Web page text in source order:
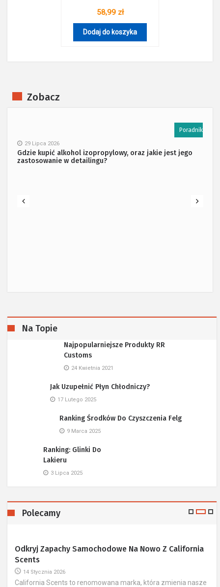
58,99 zł
Dodaj do koszyka
Zobacz
Poradnik
29 Lipca 2026
Gdzie kupić alkohol izopropylowy, oraz jakie jest jego
zastosowanie w detailingu?
Na Topie
Najpopularniejsze Produkty RR
Customs
24 Kwietnia 2021
Jak Uzupełnić Płyn Chłodniczy?
17 Lutego 2025
Ranking Środków Do Czyszczenia Felg
9 Marca 2025
Ranking: Glinki Do
Lakieru
3 Lipca 2025
Polecamy
Odkryj Zapachy Samochodowe Na Nowo Z California
Scents
14 Stycznia 2026
California Scents to renomowana marka, która zmienia nasze